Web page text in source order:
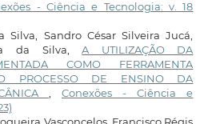
- Ciência e Tecnologia: v. 18
Silva, Sandro César Silveira Jucá,
da Silva,A UTILIZAÇÃO DA
COMO FERRAMENTA
PROCESSO DE ENSINO DA
,Conexões - Ciência e